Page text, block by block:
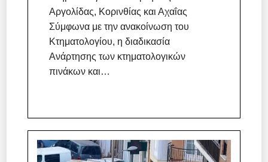
Αργολίδας, Κορινθίας και Αχαΐας
Σύμφωνα με την ανακοίνωση του
Κτηματολογίου, η διαδικασία
Ανάρτησης των κτηματολογικών
πινάκων και…